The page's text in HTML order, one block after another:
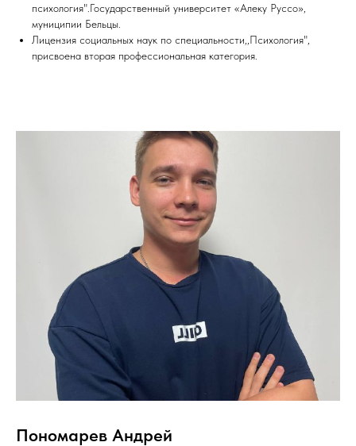
психология".Государственный университет «Алеку Руссо»,
муниципии Бельцы.
Лицензия социальных наук по специальности,,Психология",
присвоена вторая профессиональная категория.
Пономарев Андрей